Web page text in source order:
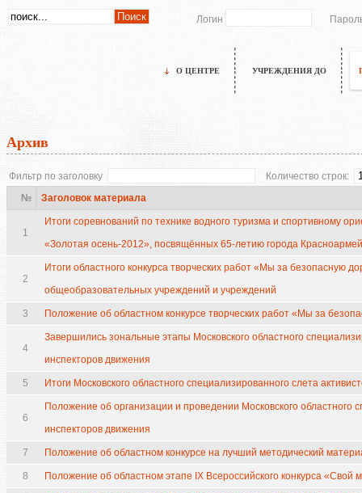
Логин
О ЦЕНТРЕ УЧРЕЖДЕНИЯ ДО
Архив
Фильтр по заголовку
Количество строк:
№
Заголовок материала
1
Итоги соревнований по технике водного туризма и спортивному
«Золотая осень-2012», посвящённых 65-летию города
2
Итоги областного конкурса творческих работ «Мы за безопасную
общеобразовательных учреждений и учреждений
3 Положение об областном конкурсе творческих работ «Мы за
4
Завершились зональные этапы Московского областного
инспекторов движения
5 Итоги Московского областного специализированного слета
6
Положение об организации и проведении Московского областного
инспекторов движения
7 Положение об областном конкурсе на лучший методический
8 Положение об областном этапе IX Всероссийского конкурса «Свой